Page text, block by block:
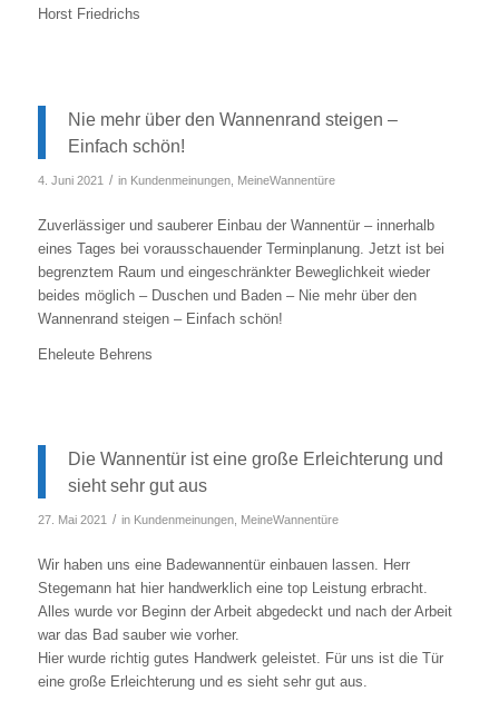
Horst Friedrichs
Nie mehr über den Wannenrand steigen –
Einfach schön!
4. Juni 2021 / in Kundenmeinungen, MeineWannentüre
Zuverlässiger und sauberer Einbau der Wannentür – innerhalb
eines Tages bei vorausschauender Terminplanung. Jetzt ist bei
begrenztem Raum und eingeschränkter Beweglichkeit wieder
beides möglich – Duschen und Baden – Nie mehr über den
Wannenrand steigen – Einfach schön!
Eheleute Behrens
Die Wannentür ist eine große Erleichterung und
sieht sehr gut aus
27. Mai 2021 / in Kundenmeinungen, MeineWannentüre
Wir haben uns eine Badewannentür einbauen lassen. Herr
Stegemann hat hier handwerklich eine top Leistung erbracht.
Alles wurde vor Beginn der Arbeit abgedeckt und nach der Arbeit
war das Bad sauber wie vorher.
Hier wurde richtig gutes Handwerk geleistet. Für uns ist die Tür
eine große Erleichterung und es sieht sehr gut aus.